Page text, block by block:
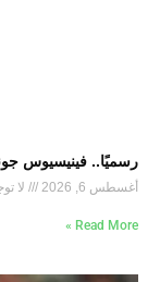
رسميًا.. فينيسيوس
أغسطس 6, 2026 لا
Read More »